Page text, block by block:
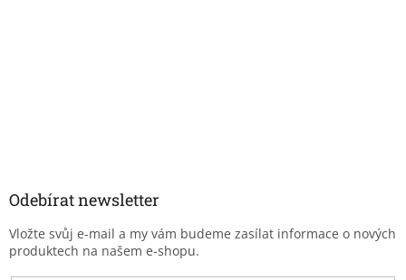
Odebírat newsletter
Vložte svůj e-mail a my vám budeme zasílat informace o nových
produktech na našem e-shopu.